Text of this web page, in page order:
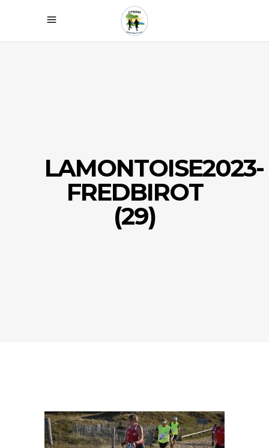
LAMONTOISE2023-
FREDBIROT
(29)